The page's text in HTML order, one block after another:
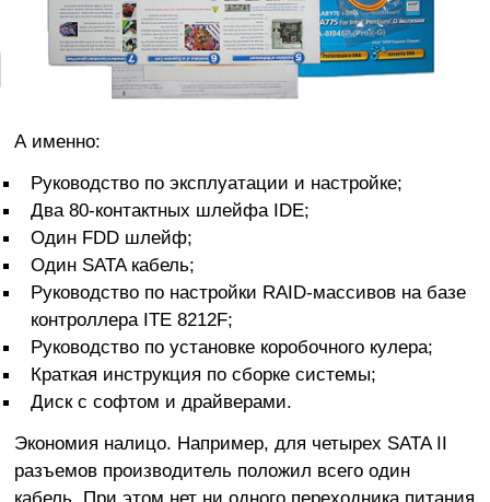
А именно:
Руководство по эксплуатации и настройке;
Два 80-контактных шлейфа IDE;
Один FDD шлейф;
Один SATA кабель;
Руководство по настройки RAID-массивов на базе
контроллера ITE 8212F;
Руководство по установке коробочного кулера;
Краткая инструкция по сборке системы;
Диск с софтом и драйверами.
Экономия налицо. Например, для четырех SATA II
разъемов производитель положил всего один